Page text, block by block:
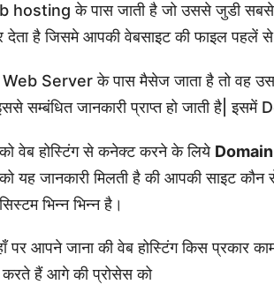
hosting के पास जाती है जो उससे जुडी
है जिसमे आपकी वेबसाइट की फाइल पहलें से
Web Server के पास मैसेज जाता है तो वह
सम्बंधित जानकारी प्राप्त हो जाती है| इसमें
वेब होस्टिंग से कनेक्ट करने के लिये
यह जानकारी मिलती है की आपकी साइट कौन
भिन्न भिन्न है।
पर आपने जाना की वेब होस्टिंग किस प्रकार
हैं आगे की प्रोसेस को